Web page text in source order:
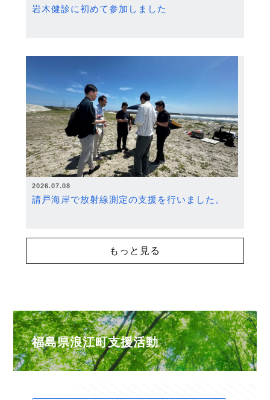
岩木健診に初めて参加しました
2026.07.08
請戸海岸で放射線測定の支援を行いました。
もっと見る
福島県浪江町支援活動